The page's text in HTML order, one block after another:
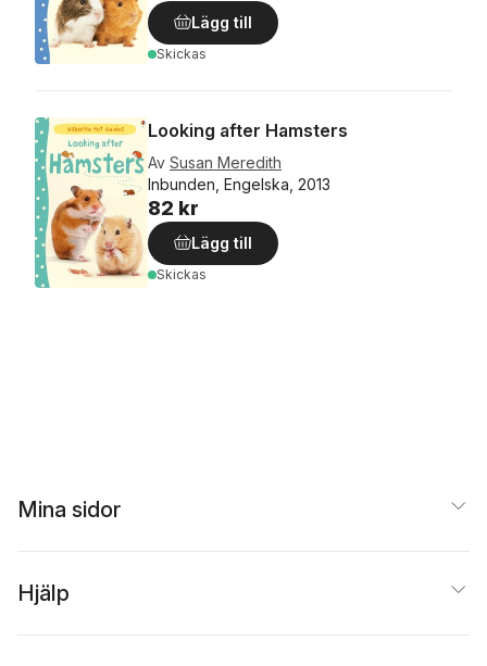
Lägg till
Skickas
Looking after Hamsters
Av Susan Meredith
Inbunden, Engelska, 2013
82 kr
Lägg till
Skickas
Mina sidor
Hjälp